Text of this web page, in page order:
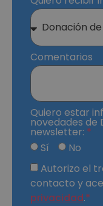
Comentarios
Quiero estar
novedades de
newsletter:
Sí
No
Autorizo el
contacto y
privacidad.